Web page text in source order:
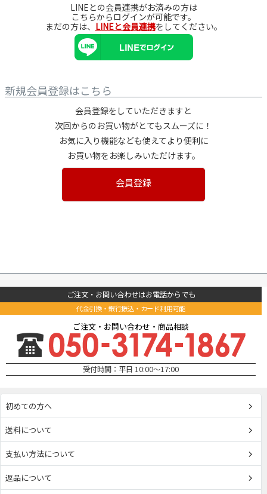
LINEとの会員連携がお済みの方は
こちらからログインが可能です。
まだの方は、 LINEと会員連携をしてください。
新規会員登録はこちら
会員登録をしていただきますと
次回からのお買い物がとてもスムーズに！
お気に入り機能なども使えてより便利に
お買い物をお楽しみいただけます。
会員登録
ご注文・お問い合わせはお電話からでも
代金引換・銀行振込・カード利用可能
ご注文・お問い合わせ・商品相談
受付時間：平日 10:00～17:00
初めての方へ
送料について
支払い方法について
返品について